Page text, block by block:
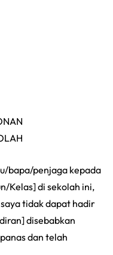
bapa/penjaga kepada
Kelas] di sekolah ini,
tidak dapat hadir
disebabkan
dan telah